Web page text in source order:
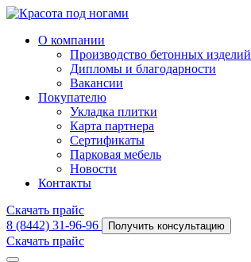
О компании
Производство бетонных изделий
Дипломы и благодарности
Вакансии
Покупателю
Укладка плитки
Карта партнера
Сертификаты
Парковая мебель
Новости
Контакты
Скачать прайс
8 (8442) 31-96-96
Получить консультацию
Скачать прайс